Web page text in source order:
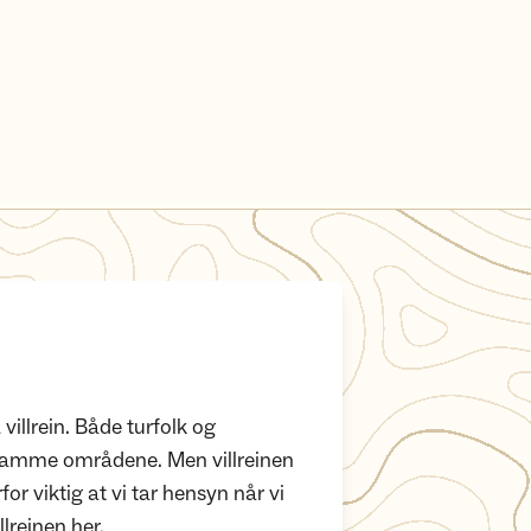
Både turfolk og
områdene. Men villreinen
viktig at vi tar hensyn når vi